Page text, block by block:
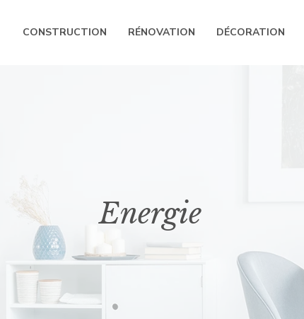
CONSTRUCTION RÉNOVATION DÉCORATION
Energie